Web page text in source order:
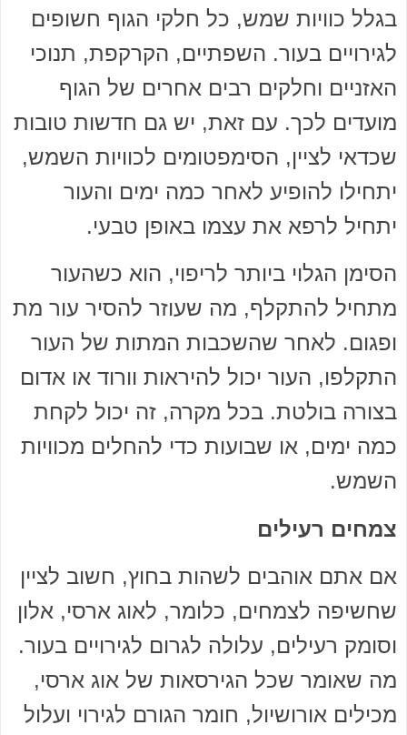
בגלל כוויות שמש, כל חלקי הגוף חשופים
לגירויים בעור. השפתיים, הקרקפת, תנוכי
האזניים וחלקים רבים אחרים של הגוף
מועדים לכך. עם זאת, יש גם חדשות טובות
שכדאי לציין, הסימפטומים לכוויות השמש,
יתחילו להופיע לאחר כמה ימים והעור
יתחיל לרפא את עצמו באופן טבעי.
הסימן הגלוי ביותר לריפוי, הוא כשהעור
מתחיל להתקלף, מה שעוזר להסיר עור מת
ופגום. לאחר שהשכבות המתות של העור
התקלפו, העור יכול להיראות וורוד או אדום
בצורה בולטת. בכל מקרה, זה יכול לקחת
כמה ימים, או שבועות כדי להחלים מכוויות
השמש.
צמחים רעילים
אם אתם אוהבים לשהות בחוץ, חשוב לציין
שחשיפה לצמחים, כלומר, לאוג ארסי, אלון
וסומק רעילים, עלולה לגרום לגירויים בעור.
מה שאומר שכל הגירסאות של אוג ארסי,
מכילים אורושיול, חומר הגורם לגירוי ועלול